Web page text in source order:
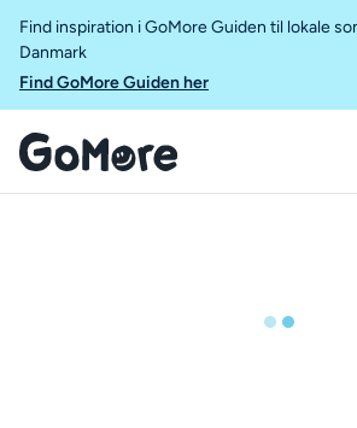
Find inspiration i GoMore Guiden til lokale
Danmark
Find GoMore Guiden her